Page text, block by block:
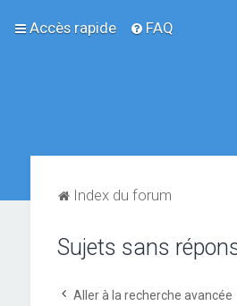
Accès rapide FAQ
Index du forum
Sujets sans
Aller à la recherche avancée